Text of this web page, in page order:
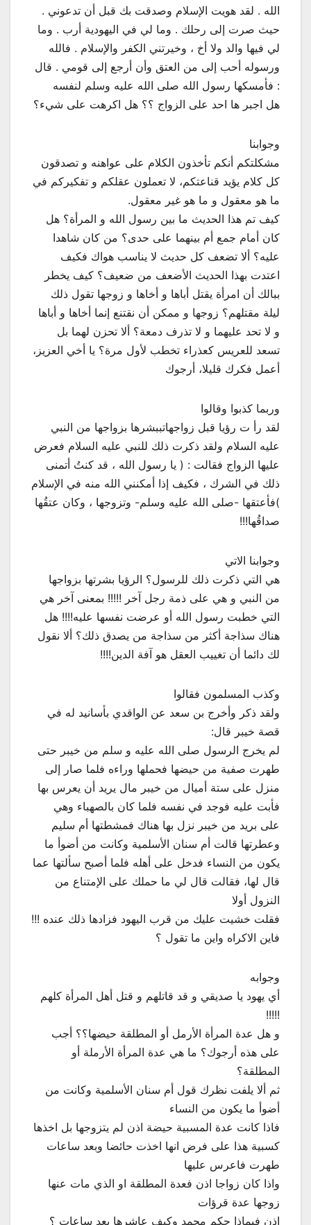
الله . لقد هويت الإسلام وصدقت بك قبل أن تدعوني .
حيث صرت إلى رحلك . وما لي في اليهودية أرب . وما
لي فيها والد ولا أخ ، وخيرتني الكفر والإسلام . فالله
ورسوله أحب إلى من العتق وأن أرجع إلى قومي . قال
: فأمسكها رسول الله صلى الله عليه وسلم لنفسه
هل اجبر ها احد على الزواج ؟؟ هل اكرهت على شيء؟
وجوابنا
مشكلتكم أنكم تأخذون الكلام على عواهنه و تصدقون
كل كلام يؤيد قناعتكم، لا تعملون عقلكم و تفكيركم في
ما هو معقول و ما هو غير معقول.
كيف تم هذا الحديث ما بين رسول الله و المرأة؟ هل
كان أمام جمع أم بينهما على حدى؟ من كان شاهدا
عليه؟ ألا تضعف كل حديث لا يناسب هواك فكيف
اعتدت بهذا الحديث الأضعف من ضعيف؟ كيف يخطر
ببالك أن امرأة يقتل أباها و أخاها و زوجها تقول ذلك
ليلة مقتلهم؟ زوجها و ممكن أن نقتنع إنما أخاها و أباها
و لا تحد عليهما و لا تذرف دمعة؟ ألا تحزن لهما بل
تسعد للعريس كعذراء تخطب لأول مرة؟ يا أخي العزيز،
أعمل فكرك قليلا، أرجوك
وربما كذبوا وقالوا
لقد رأ ت رؤيا قبل زواجهاتببشرها بزواجها من النبي
عليه السلام ولقد ذكرت ذلك للنبي عليه السلام فعرض
عليها الزواج فقالت : ( يا رسول الله ، قد كنتُ أتمنى
ذلك في الشرك ، فكيف إذا أمكنني الله منه في الإسلام
)فأعتقها -صلى الله عليه وسلم- وتزوجها ، وكان عتقُها
صداقُها!!!
وجوابنا الاتي
هي التي ذكرت ذلك للرسول؟ الرؤيا بشرتها بزواجها
من النبي و هي على ذمة رجل آخر !!!!! بمعنى آخر هي
التي خطبت رسول الله أو عرضت نفسها عليه!!!! هل
هناك سذاجة أكثر من سذاجة من يصدق ذلك؟ ألا نقول
لك دائما أن تغييب العقل هو آفة الدين!!!!
وكذب المسلمون فقالوا
ولقد ذكر وأخرج بن سعد عن الواقدي بأسانيد له في
قصة خيبر قال:
لم يخرج الرسول صلى الله عليه و سلم من خيبر حتى
طهرت صفية من حيضها فحملها وراءه فلما صار إلى
منزل على ستة أميال من خيبر مال يريد أن يعرس بها
فأبت عليه فوجد في نفسه فلما كان بالصهباء وهي
على بريد من خيبر نزل بها هناك فمشطتها أم سليم
وعطرتها قالت أم سنان الأسلمية وكانت من أضوأ ما
يكون من النساء فدخل على أهله فلما أصبح سألتها عما
قال لها، فقالت قال لي ما حملك على الإمتناع من
النزول أولا
فقلت خشيت عليك من قرب اليهود فزادها ذلك عنده !!!
فاين الاكراه واين ما تقول ؟
وجوابه
أي يهود يا صديقي و قد قاتلهم و قتل أهل المرأة كلهم
!!!!!
و هل عدة المرأة الأرمل أو المطلقة حيضها؟؟ أجب
على هذه أرجوك؟ ما هي عدة المرأة الأرملة أو
المطلقة؟
ثم ألا يلفت نظرك قول أم سنان الأسلمية وكانت من
أضوأ ما يكون من النساء
فاذا كانت عدة المسبية حيضة اذن لم يتزوجها بل اخذها
كسبية هذا على فرض انها اخذت حائضا وبعد ساعات
طهرت فاعرس عليها
واذا كان زواجا اذن فعدة المطلقة او الذي مات عنها
زوجها عدة قرؤات
اذن فبماذا حكم محمد وكيف عاشرها بعد ساعات ؟